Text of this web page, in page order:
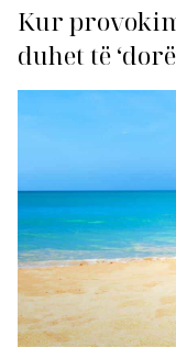
Kur
duhet të